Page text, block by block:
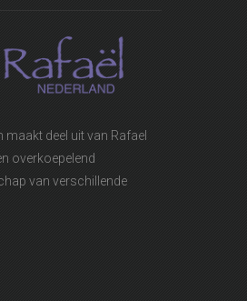
maakt deel uit van Rafael
overkoepelend
van verschillende